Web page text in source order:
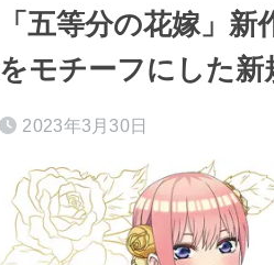
「五等分の花嫁」
をモチーフにした新
2023年3月30日